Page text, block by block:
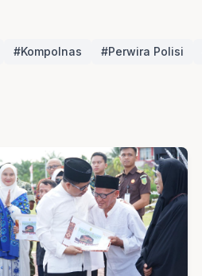
#Kompolnas #Perwira Polisi